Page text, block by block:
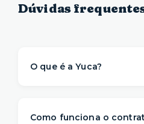
Dúvidas
O que é a Yuca?
Como funciona o